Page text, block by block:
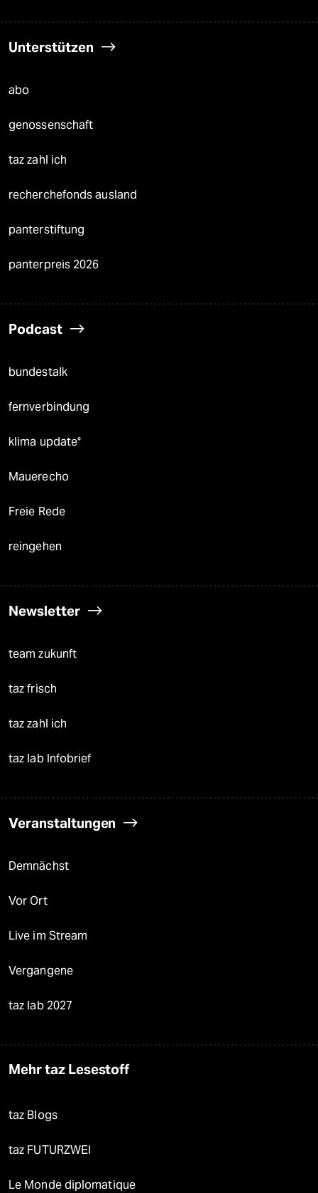
Unterstützen
abo
genossenschaft
taz zahl ich
recherchefonds ausland
panterstiftung
panterpreis 2026
Podcast
bundestalk
fernverbindung
klima update°
Mauerecho
Freie Rede
reingehen
Newsletter
team zukunft
taz frisch
taz zahl ich
taz lab Infobrief
Veranstaltungen
Demnächst
Vor Ort
Live im Stream
Vergangene
taz lab 2027
Mehr taz Lesestoff
taz Blogs
taz FUTURZWEI
Le Monde diplomatique